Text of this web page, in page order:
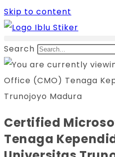
Skip to content
Search
Certified
Tenaga